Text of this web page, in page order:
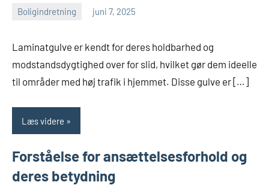
Boligindretning juni 7, 2025
Esben
Laminatgulve er kendt for deres holdbarhed og
modstandsdygtighed over for slid, hvilket gør dem ideelle
til områder med høj trafik i hjemmet. Disse gulve er […]
Læs videre
Forståelse for ansættelsesforhold og
deres betydning